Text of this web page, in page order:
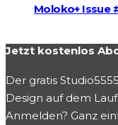
Moloko+ Issue
Jetzt kostenlos
Der gratis
Design auf dem
Anmelden? Ganz